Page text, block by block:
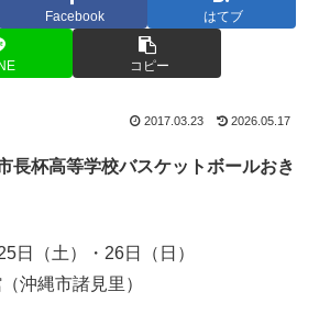
Facebook はてブ
コピー
2017.03.23 2026.05.17
杯高等学校バスケットボールおき
日（土）・26日（日）
沖縄市諸見里）